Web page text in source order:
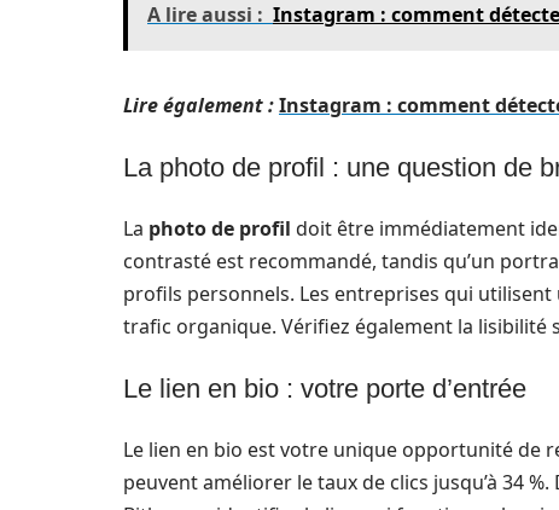
A lire aussi : Instagram : comment
Lire également :Instagram : comment
La photo de profil : une question de
La photo de profil doit être immédiatement
contrasté est recommandé, tandis qu’un
profils personnels. Les entreprises qui
trafic organique. Vérifiez également la lisibilité
Le lien en bio : votre porte d’entrée
Le lien en bio est votre unique opportunité de
peuvent améliorer le taux de clics jusqu’à 34